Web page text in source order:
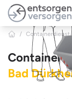
Zum Hauptinhalt
/ Containerdienst
Bad